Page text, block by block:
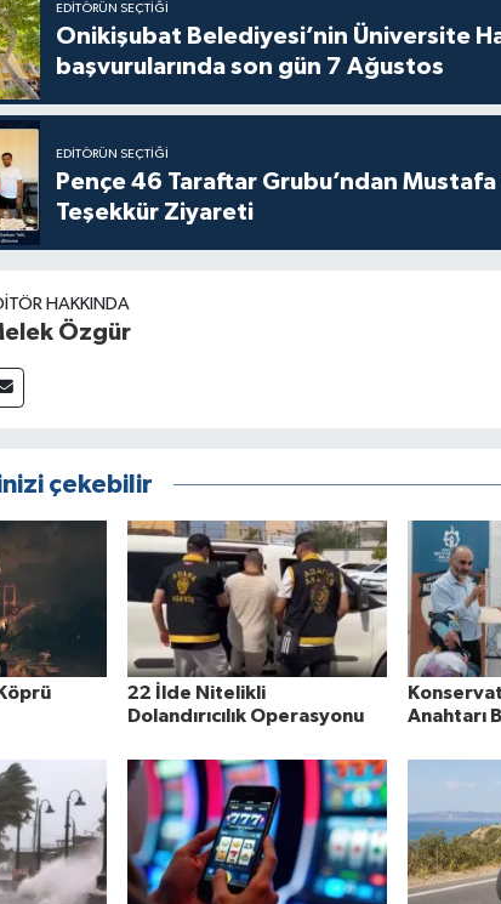
EDITÖRÜN SEÇTIĞI
Onikişubat Belediyesi’nin Üniversite
başvurularında son gün 7 Ağustos
EDITÖRÜN SEÇTIĞI
Pençe 46 Taraftar Grubu’ndan Mustafa
Teşekkür Ziyareti
HAKKINDA
Özgür
çekebilir
22 İlde Nitelikli
Dolandırıcılık Operasyonu
Anahtarı